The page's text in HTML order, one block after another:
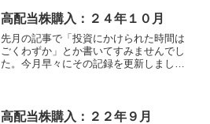
がします。しかしそれが週末...
高配当株購入：２４年１０月
先月の記事で「投資にかけられた時間は
ごくわずか」とか書いてすみませんでし
た。今月早々にその記録を更新しまし
ていたりしましたが、それよ...
高配当株購入：２２年９月